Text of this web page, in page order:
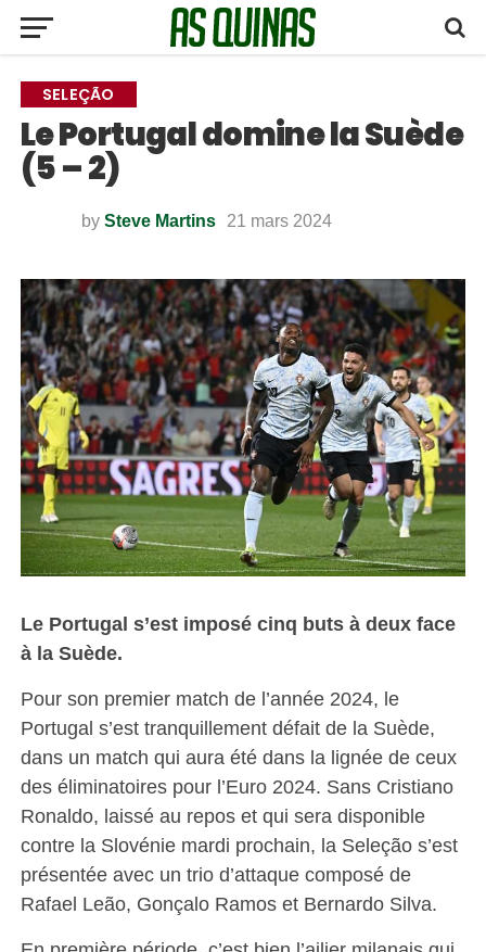
SELEÇÃO
Le Portugal domine la Suède
(5 – 2)
by Steve Martins 21 mars 2024
Le Portugal s’est imposé cinq buts à deux face
à la Suède.
Pour son premier match de l’année 2024, le
Portugal s’est tranquillement défait de la Suède,
dans un match qui aura été dans la lignée de ceux
des éliminatoires pour l’Euro 2024. Sans Cristiano
Ronaldo, laissé au repos et qui sera disponible
contre la Slovénie mardi prochain, la Seleção s’est
présentée avec un trio d’attaque composé de
Rafael Leão, Gonçalo Ramos et Bernardo Silva.